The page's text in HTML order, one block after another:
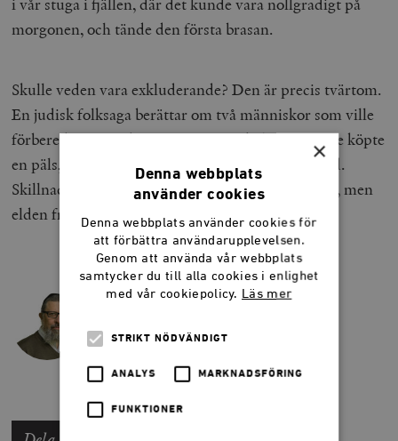
i vår stuga i fjällen, där det kunde vara nollgradigt på
morgonen, och tände den första brasan.
Skulle veden vara exkluderande? Den är precis tvärtom.
En judisk folksaga berättar om två människor som ville
förbereda sig för den stränga vinterkylan. Den ene köpte
en päls, för att hålla värmen. Den andre köpte ved.
Skillnaden är att pälsen bara värmer en människa, men
elden från veden värmer många.
författare, journalist och folklivsforskare.
×
Denna webbplats
använder cookies
Denna webbplats använder cookies för
att förbättra användarupplevelsen.
Genom att använda vår webbplats
samtycker du till alla cookies i enlighet
med vår cookiepolicy. Läs mer
STRIKT NÖDVÄNDIGT
ANALYS MARKNADSFÖRING
FUNKTIONER